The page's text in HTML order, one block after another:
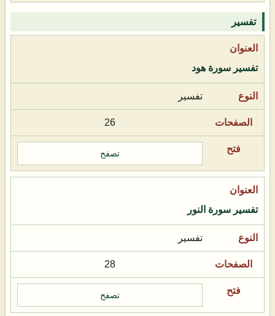
تفسير
تفسير سورة هود
تفسير
26
تصفح
تفسير سورة النور
تفسير
28
تصفح